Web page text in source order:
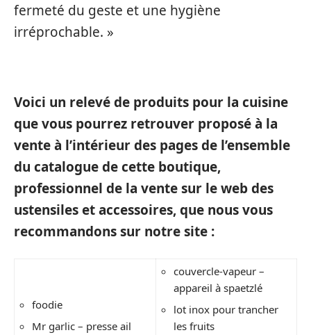
fermeté du geste et une hygiène
irréprochable. »
Voici un relevé de produits pour la cuisine
que vous pourrez retrouver proposé à la
vente à l’intérieur des pages de l’ensemble
du catalogue de cette boutique,
professionnel de la vente sur le web des
ustensiles et accessoires, que nous vous
recommandons sur notre site :
foodie
Mr garlic – presse ail
couvercle-vapeur –
appareil à spaetzlé
lot inox pour trancher
les fruits